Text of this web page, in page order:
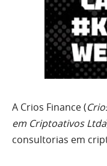
A Crios Finance (
em Criptoativos Ltda
consultorias em